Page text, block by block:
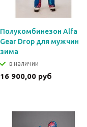
Полукомбинезон Alfa
Gear Drop для мужчин
зима
в наличии
16 900,00 руб